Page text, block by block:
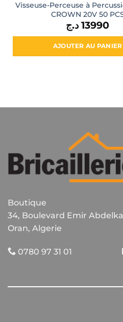
Visseuse-Perceuse à
CROWN 20V 50
13990 د.ج
AJOUTER AU PANIER
Boutique
34, Boulevard Emir
Oran, Algerie
0780 97 31 01